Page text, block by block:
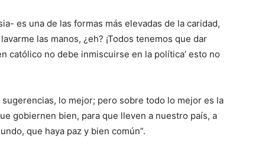
es una de las formas más elevadas de la caridad,
las manos, ¿eh? ¡To­dos tenemos que dar
católico no debe inmiscuirse en la polí­tica’ esto no
lo mejor; pero sobre todo lo mejor es la
­go­biernen bien, para que lleven a nuestro país, a
que haya paz y bien común”.